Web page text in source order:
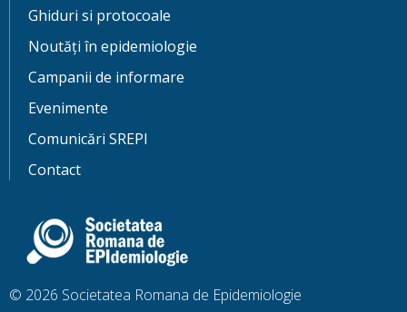
Ghiduri si protocoale
Noutăți în epidemiologie
Campanii de informare
Evenimente
Comunicări SREPI
Contact
© 2026 Societatea Romana de Epidemiologie